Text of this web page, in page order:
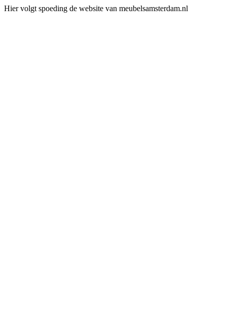
Hier volgt spoeding de website van meubelsamsterdam.nl